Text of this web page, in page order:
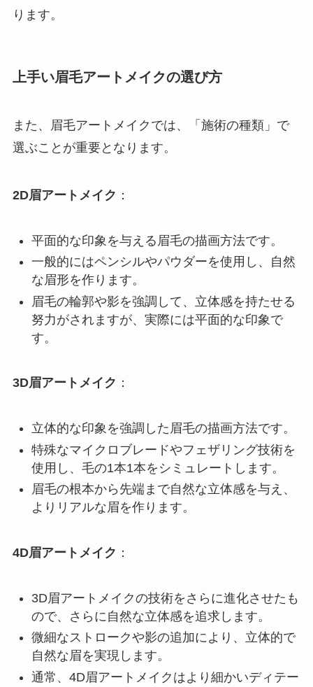
ります。
上手い眉毛アートメイクの選び方
また、眉毛アートメイクでは、「施術の種類」で
選ぶことが重要となります。
2D眉アートメイク ：
平面的な印象を与える眉毛の描画方法です。
一般的にはペンシルやパウダーを使用し、自然
な眉形を作ります。
眉毛の輪郭や影を強調して、立体感を持たせる
努力がされますが、実際には平面的な印象で
す。
3D眉アートメイク ：
立体的な印象を強調した眉毛の描画方法です。
特殊なマイクロブレードやフェザリング技術を
使用し、毛の1本1本をシミュレートします。
眉毛の根本から先端まで自然な立体感を与え、
よりリアルな眉を作ります。
4D眉アートメイク ：
3D眉アートメイクの技術をさらに進化させたも
ので、さらに自然な立体感を追求します。
微細なストロークや影の追加により、立体的で
自然な眉を実現します。
通常、4D眉アートメイクはより細かいディテー